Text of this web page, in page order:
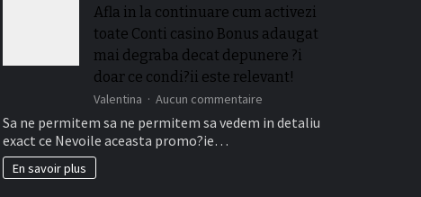
dents
Afla in la continuare cum activezi
toate Conti casino Bonus adaugat
mai degraba decat depunere ?i
doar ce condi?ii este relevant!
Valentina Aucun commentairesur
Afla
in
Sa ne permitem sa ne permitem sa vedem in detaliu
exact ce Nevoile aceasta promo?ie…
En savoir plus